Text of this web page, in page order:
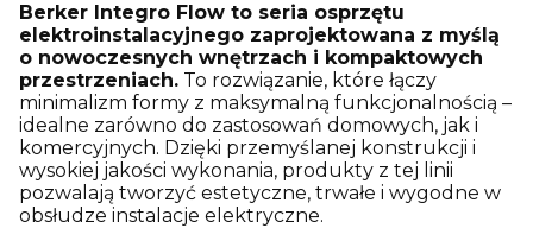
Berker Integro Flow to seria osprzętu
elektroinstalacyjnego zaprojektowana z myślą
o nowoczesnych wnętrzach i kompaktowych
przestrzeniach. To rozwiązanie, które łączy
minimalizm formy z maksymalną funkcjonalnością –
idealne zarówno do zastosowań domowych, jak i
komercyjnych. Dzięki przemyślanej konstrukcji i
wysokiej jakości wykonania, produkty z tej linii
pozwalają tworzyć estetyczne, trwałe i wygodne w
obsłudze instalacje elektryczne.